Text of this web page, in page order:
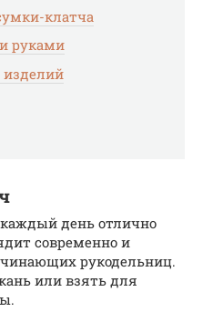
клатча
руками
день отлично
современно и
рукодельниц.
или взять для